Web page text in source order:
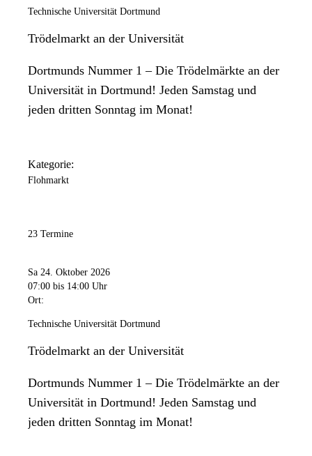
Technische Universität Dortmund
Trödelmarkt an der Universität
Dortmunds Nummer 1 – Die Trödelmärkte an der
Universität in Dortmund! Jeden Samstag und
jeden dritten Sonntag im Monat!
Kategorie:
Flohmarkt
23 Termine
Sa 24. Oktober 2026
07:00 bis 14:00 Uhr
Ort:
Technische Universität Dortmund
Trödelmarkt an der Universität
Dortmunds Nummer 1 – Die Trödelmärkte an der
Universität in Dortmund! Jeden Samstag und
jeden dritten Sonntag im Monat!